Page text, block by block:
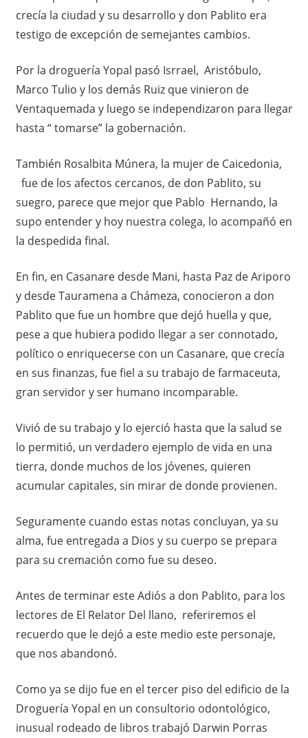
crecía la ciudad y su desarrollo y don Pablito era
testigo de excepción de semejantes cambios.
Por la droguería Yopal pasó Isrrael, Aristóbulo,
Marco Tulio y los demás Ruiz que vinieron de
Ventaquemada y luego se independizaron para llegar
hasta “ tomarse” la gobernación.
También Rosalbita Múnera, la mujer de Caicedonia,
fue de los afectos cercanos, de don Pablito, su
suegro, parece que mejor que Pablo Hernando, la
supo entender y hoy nuestra colega, lo acompañó en
la despedida final.
En fin, en Casanare desde Mani, hasta Paz de Ariporo
y desde Tauramena a Chámeza, conocieron a don
Pablito que fue un hombre que dejó huella y que,
pese a que hubiera podido llegar a ser connotado,
político o enriquecerse con un Casanare, que crecía
en sus finanzas, fue fiel a su trabajo de farmaceuta,
gran servidor y ser humano incomparable.
Vivió de su trabajo y lo ejerció hasta que la salud se
lo permitió, un verdadero ejemplo de vida en una
tierra, donde muchos de los jóvenes, quieren
acumular capitales, sin mirar de donde provienen.
Seguramente cuando estas notas concluyan, ya su
alma, fue entregada a Dios y su cuerpo se prepara
para su cremación como fue su deseo.
Antes de terminar este Adiós a don Pablito, para los
lectores de El Relator Del llano, referiremos el
recuerdo que le dejó a este medio este personaje,
que nos abandonó.
Como ya se dijo fue en el tercer piso del edificio de la
Droguería Yopal en un consultorio odontológico,
inusual rodeado de libros trabajó Darwin Porras